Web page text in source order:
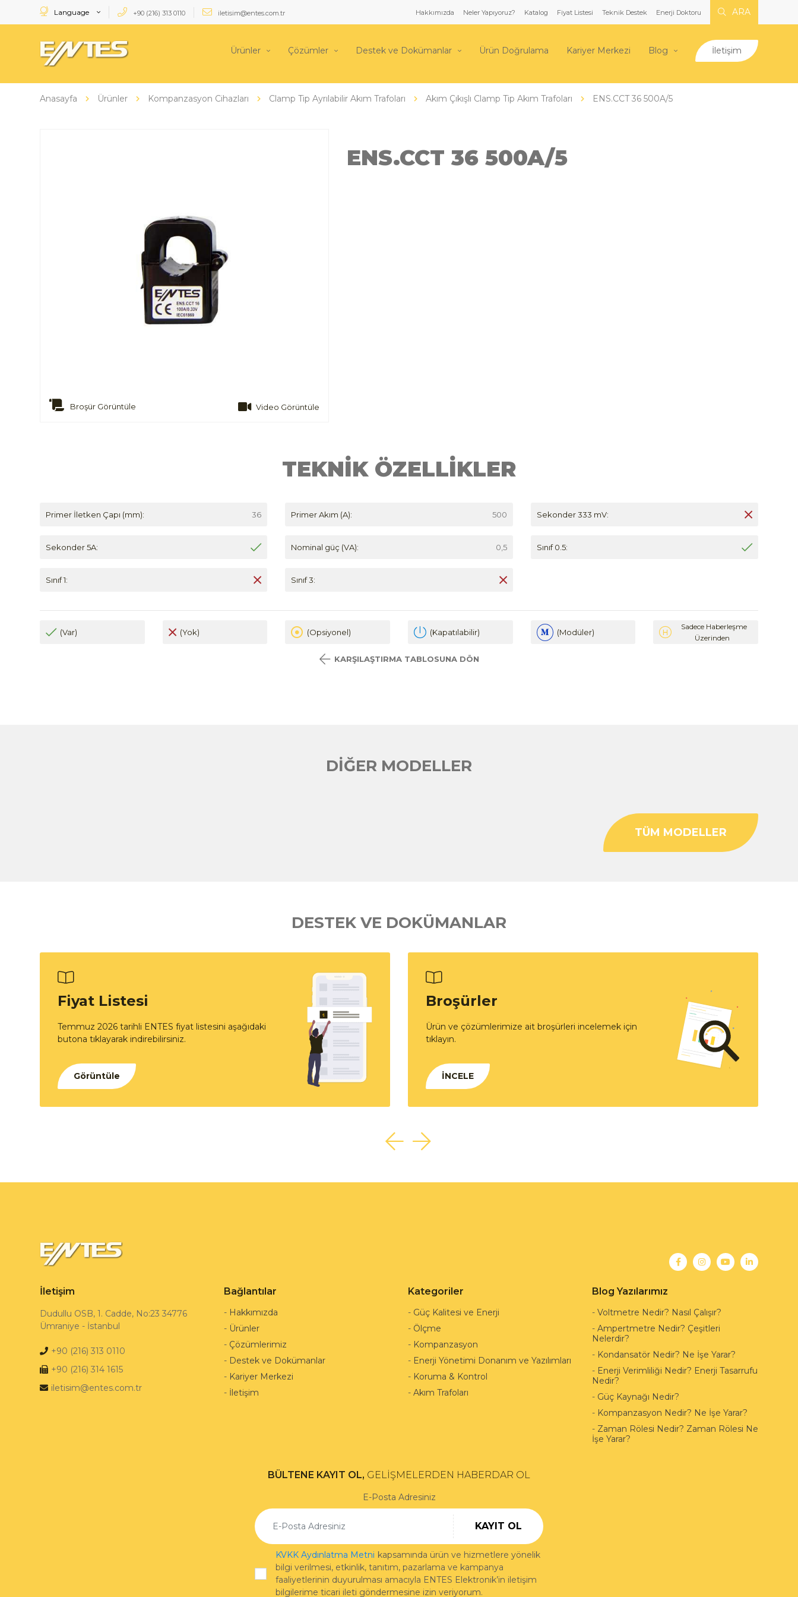
Language +90 (216) 313 0110 iletisim@entes.com.tr Hakkımızda Neler Yapıyoruz? Katalog Fiyat Listesi Teknik Destek Enerji Doktoru ARA
Ürünler Çözümler Destek ve Dokümanlar Ürün Doğrulama Kariyer Merkezi Blog İletişim
Anasayfa Ürünler Kompanzasyon Cihazları Clamp Tip Ayrılabilir Akım Trafoları Akım Çıkışlı Clamp Tip Akım Trafoları ENS.CCT 36 500A/5
Broşür Görüntüle Video Görüntüle
ENS.CCT 36 500A/5
TEKNİK ÖZELLİKLER
Primer İletken Çapı (mm): 36 Primer Akım (A): 500 Sekonder 333 mV:
Sekonder 5A: Nominal güç (VA): 0,5 Sınıf 0.5:
Sınıf 1: Sınıf 3:
(Var) (Yok) (Opsiyonel) (Kapatılabilir) (Modüler)
Sadece Haberleşme
Üzerinden
KARŞILAŞTIRMA TABLOSUNA DÖN
DİĞER MODELLER
TÜM MODELLER
DESTEK VE DOKÜMANLAR
Fiyat Listesi
Temmuz 2026 tarihli ENTES fiyat listesini aşağıdaki
butona tıklayarak indirebilirsiniz.
Görüntüle
Broşürler
Ürün ve çözümlerimize ait broşürleri incelemek için
tıklayın.
İNCELE
İletişim
Dudullu OSB, 1. Cadde, No:23 34776
Ümraniye - İstanbul
+90 (216) 313 0110
+90 (216) 314 1615
iletisim@entes.com.tr
Bağlantılar
- Hakkımızda
- Ürünler
- Çözümlerimiz
- Destek ve Dokümanlar
- Kariyer Merkezi
- İletişim
Kategoriler
- Güç Kalitesi ve Enerji
- Ölçme
- Kompanzasyon
- Enerji Yönetimi Donanım ve Yazılımları
- Koruma & Kontrol
- Akım Trafoları
Blog Yazılarımız
- Voltmetre Nedir? Nasıl Çalışır?
- Ampertmetre Nedir? Çeşitleri
Nelerdir?
- Kondansatör Nedir? Ne İşe Yarar?
- Enerji Verimliliği Nedir? Enerji Tasarrufu
Nedir?
- Güç Kaynağı Nedir?
- Kompanzasyon Nedir? Ne İşe Yarar?
- Zaman Rölesi Nedir? Zaman Rölesi Ne
İşe Yarar?
BÜLTENE KAYIT OL, GELİŞMELERDEN HABERDAR OL
E-Posta Adresiniz
KAYIT OL
KVKK Aydınlatma Metni kapsamında ürün ve hizmetlere yönelik
bilgi verilmesi, etkinlik, tanıtım, pazarlama ve kampanya
faaliyetlerinin duyurulması amacıyla ENTES Elektronik’in iletişim
bilgilerime ticari ileti göndermesine izin veriyorum.